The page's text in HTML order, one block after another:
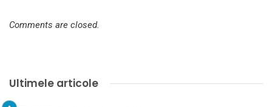
Comments are closed.
Ultimele articole